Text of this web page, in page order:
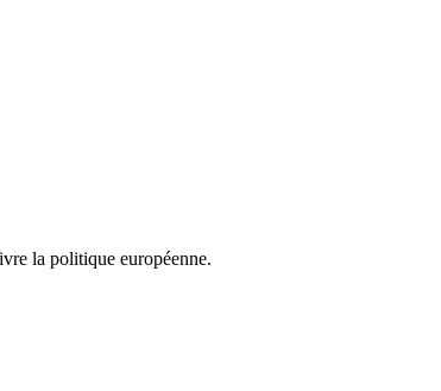
la politique européenne.